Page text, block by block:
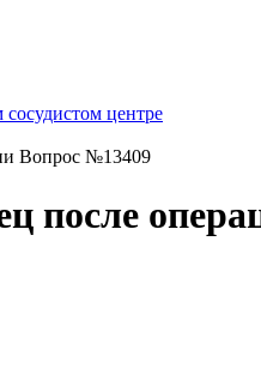
центре
Вопрос №13409
после